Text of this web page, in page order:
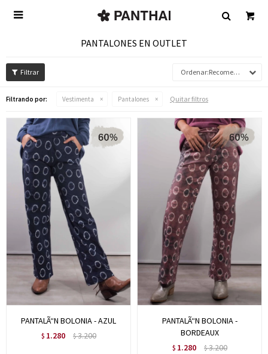

PANTALONES EN OUTLET
Recomendados
Filtrando por: Vestimenta Pantalones Quitar filtros
PANTALÃ“N BOLONIA - AZUL
$ 1.280 $3.200
PANTALÃ“N BOLONIA -
BORDEAUX
$ 1.280 $3.200